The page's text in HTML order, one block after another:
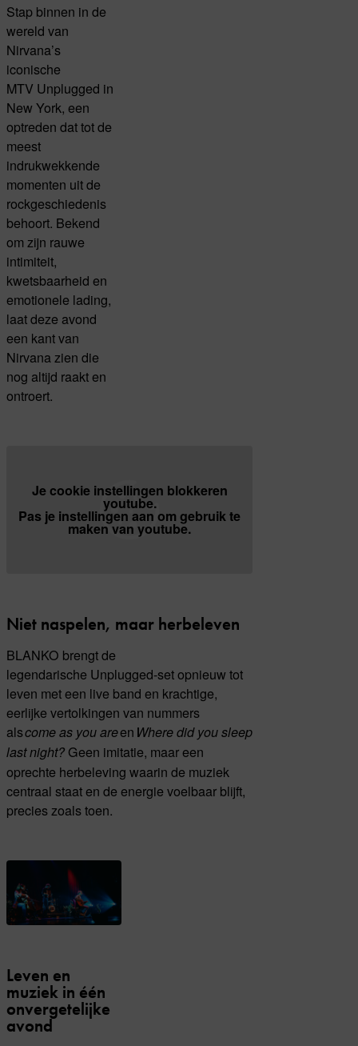
Stap binnen in de
wereld van
Nirvana’s
iconische
MTV Unplugged in
New York, een
optreden dat tot de
meest
indrukwekkende
momenten uit de
rockgeschiedenis
behoort. Bekend
om zijn rauwe
intimiteit,
kwetsbaarheid en
emotionele lading,
laat deze avond
een kant van
Nirvana zien die
nog altijd raakt en
ontroert.
Je cookie instellingen blokkeren
youtube.
Pas je instellingen aan om gebruik te
maken van youtube.
Niet naspelen, maar herbeleven
BLANKO brengt de
legendarische Unplugged-set opnieuw tot
leven met een live band en krachtige,
eerlijke vertolkingen van nummers
alscome as you areen Where did you sleep
last night? Geen imitatie, maar een
oprechte herbeleving waarin de muziek
centraal staat en de energie voelbaar blijft,
precies zoals toen.
Leven en
muziek in één
onvergetelijke
avond